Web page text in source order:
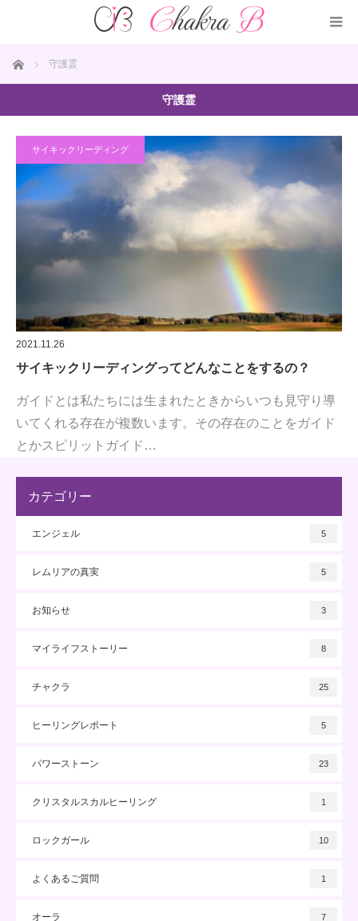
ホーム 守護霊
守護霊
サイキックリーディング
2021.11.26
サイキックリーディングってどんなことをするの？
ガイドとは私たちには生まれたときからいつも見守り導
いてくれる存在が複数います。その存在のことをガイド
とかスピリットガイド…
カテゴリー
エンジェル 5
レムリアの真実 5
お知らせ 3
マイライフストーリー 8
チャクラ 25
ヒーリングレポート 5
パワーストーン 23
クリスタルスカルヒーリング 1
ロックガール 10
よくあるご質問 1
オーラ 7